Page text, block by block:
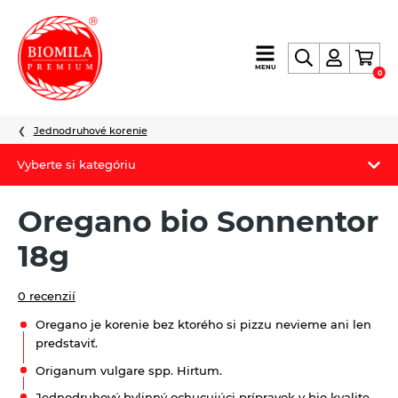
výroba
a
nielen
MENU
0
Vyberte si kategóriu
Letný Biomilatip 18% zľava
Špaldové výrobky
Fermato
Novinky
Jednodruhové korenie
Oregano bio Sonnentor
18g
0 recenzií
Oregano je korenie bez ktorého si pizzu nevieme ani len
predstaviť.
Origanum vulgare spp. Hirtum.